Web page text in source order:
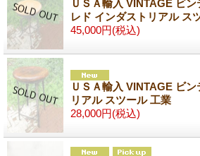
ＵＳＡ輸入 VINTAGE ビ
レド インダストリアル ス
45,000円(税込)
ＵＳＡ輸入 VINTAGE ビ
リアル スツール 工業
28,000円(税込)